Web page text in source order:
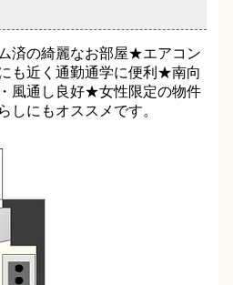
済の綺麗なお部屋★エアコン
も近く通勤通学に便利★南向
風通し良好★女性限定の物件
しにもオススメです。